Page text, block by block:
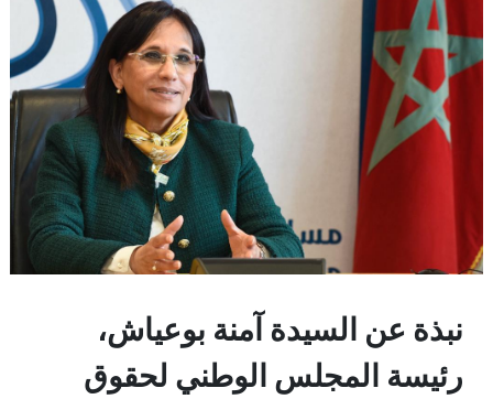
نبذة عن السيدة آمنة بوعياش،
رئيسة المجلس الوطني لحقوق